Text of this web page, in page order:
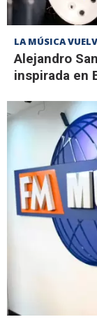
LA MÚSICA
Alejandro
inspirada en